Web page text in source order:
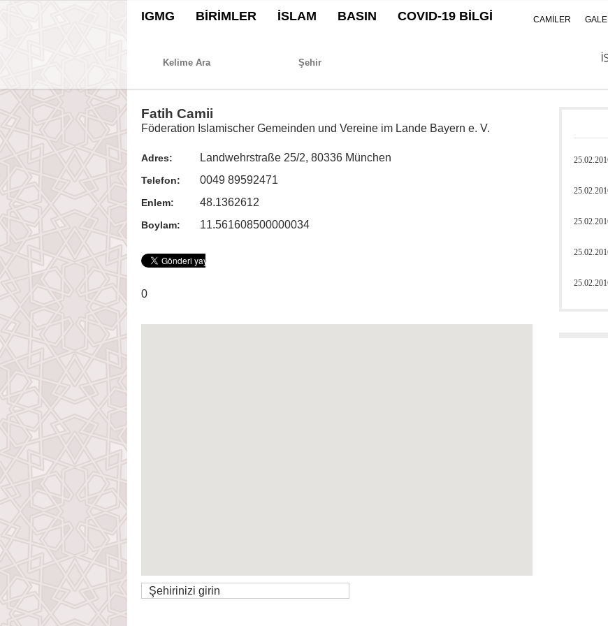
IGMG BİRİMLER İSLAM BASIN COVID-19 BİLGİ CAMİLER
Fatih Camii
Föderation Islamischer Gemeinden und Vereine im Lande Bayern e. V.
Adres: Landwehrstraße 25/2, 80336 München
Telefon: 0049 89592471
Enlem: 48.1362612
Boylam: 11.561608500000034
0